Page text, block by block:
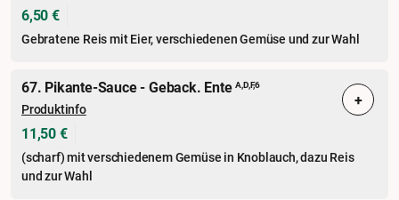
6,50 €
Gebratene Reis mit Eier, verschiedenen Gemüse und zur Wahl
67. Pikante-Sauce - Geback. EnteA,D,F,6
Produktinfo
11,50 €
(scharf) mit verschiedenem Gemüse in Knoblauch, dazu Reis
und zur Wahl
+